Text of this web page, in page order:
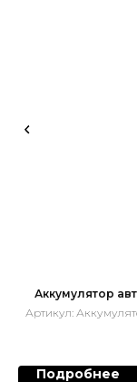
Аккумулятор
Артикул:
Подробнее